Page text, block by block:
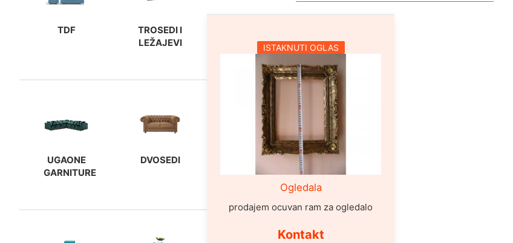
TDF
TROSEDI I
LEŽAJEVI
UGAONE
GARNITURE
DVOSEDI
ISTAKNUTI OGLAS
Ogledala
prodajem ocuvan ram za ogledalo
Kontakt